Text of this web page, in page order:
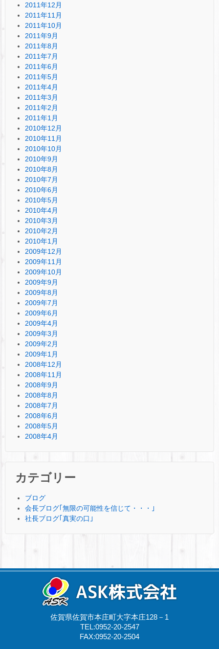
2011年12月
2011年11月
2011年10月
2011年9月
2011年8月
2011年7月
2011年6月
2011年5月
2011年4月
2011年3月
2011年2月
2011年1月
2010年12月
2010年11月
2010年10月
2010年9月
2010年8月
2010年7月
2010年6月
2010年5月
2010年4月
2010年3月
2010年2月
2010年1月
2009年12月
2009年11月
2009年10月
2009年9月
2009年8月
2009年7月
2009年6月
2009年4月
2009年3月
2009年2月
2009年1月
2008年12月
2008年11月
2008年9月
2008年8月
2008年7月
2008年6月
2008年5月
2008年4月
カテゴリー
ブログ
会長ブログ｢無限の可能性を信じて・・・｣
社長ブログ｢真実の口｣
佐賀県佐賀市本庄町大字本庄128－1
TEL:0952-20-2547
FAX:0952-20-2504